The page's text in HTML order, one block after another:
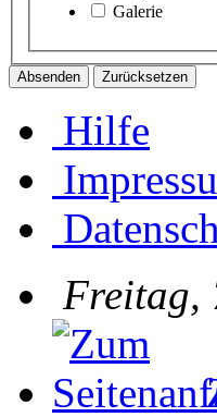
Galerie
Hilfe
Freitag,